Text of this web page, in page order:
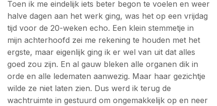
Toen ik me eindelijk iets beter begon te voelen en weer
halve dagen aan het werk ging, was het op een vrijdag
tijd voor de 20-weken echo. Een klein stemmetje in
mijn achterhoofd zei me rekening te houden met het
ergste, maar eigenlijk ging ik er wel van uit dat alles
goed zou zijn. En al gauw bleken alle organen dik in
orde en alle ledematen aanwezig. Maar haar gezichtje
wilde ze niet laten zien. Dus werd ik terug de
wachtruimte in gestuurd om ongemakkelijk op en neer